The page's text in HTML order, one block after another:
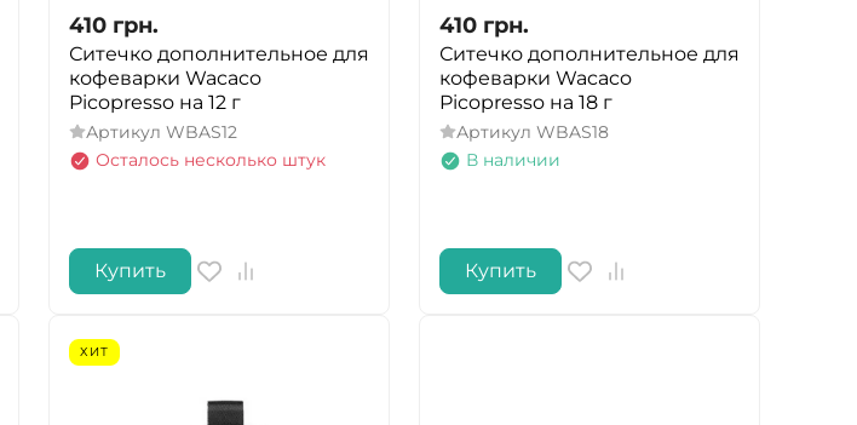
410 грн.
Ситечко дополнительное для
кофеварки Wacaco
Picopresso на 12 г
Артикул WBAS12
Осталось несколько штук
Купить
410 грн.
Ситечко дополнительное для
кофеварки Wacaco
Picopresso на 18 г
Артикул WBAS18
В наличии
Купить
ХИТ